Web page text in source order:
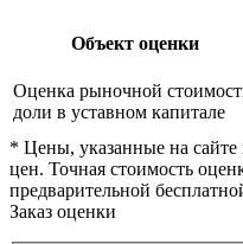
Объект оценки
Оценка рыночной
доли в уставном капитале
* Цены, указанные на сайте
цен. Точная стоимость
предварительной
Заказ оценки